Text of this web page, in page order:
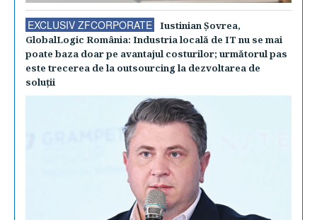
EXCLUSIV ZFCORPORATE
Iustinian Şovrea,
GlobalLogic România: Industria locală de IT nu se mai
poate baza doar pe avantajul costurilor; următorul pas
este trecerea de la outsourcing la dezvoltarea de
soluţii